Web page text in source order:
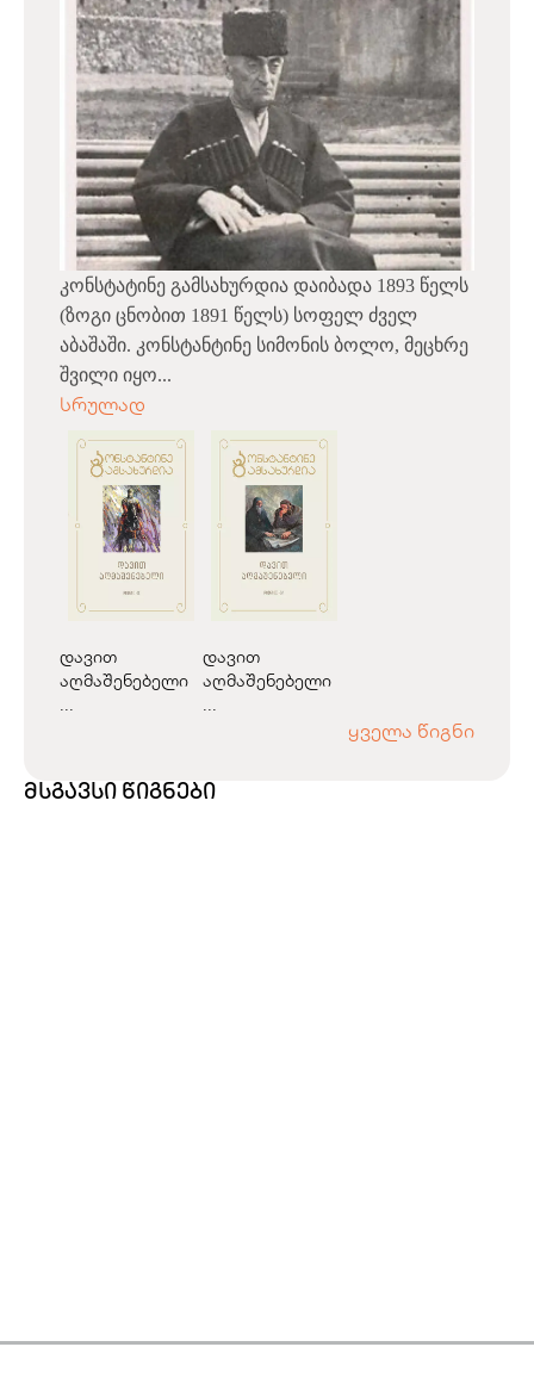
კონსტატინე გამსახურდია დაიბადა 1893 წელს
(ზოგი ცნობით 1891 წელს) სოფელ ძველ
აბაშაში. კონსტანტინე სიმონის ბოლო, მეცხრე
შვილი იყო...
სრულად
დავით
აღმაშენებელი
...
დავით
აღმაშენებელი
...
ყველა წიგნი
მსგავსი წიგნები